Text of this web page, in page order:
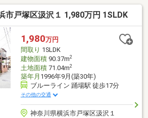
交換（LIXIL アメージュZ）・ガス給湯
号）・バルコニー補修＋防水加工・外壁
ス張替（1階：壁、天井 2階：壁、天
市戸塚区汲沢１ 1,980万円 1SLDK
1,980万円
間取り 1SLDK
建物面積90.37m2
土地面積71.04m2
築年月 1996年9月(築30年)
ブルーライン 踊場駅 徒歩17分
その他の交通
神奈川県横浜市戸塚区汲沢１